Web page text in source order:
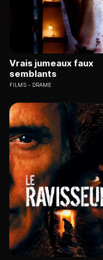
Vrais jumeaux faux
semblants
FILMS DRAME